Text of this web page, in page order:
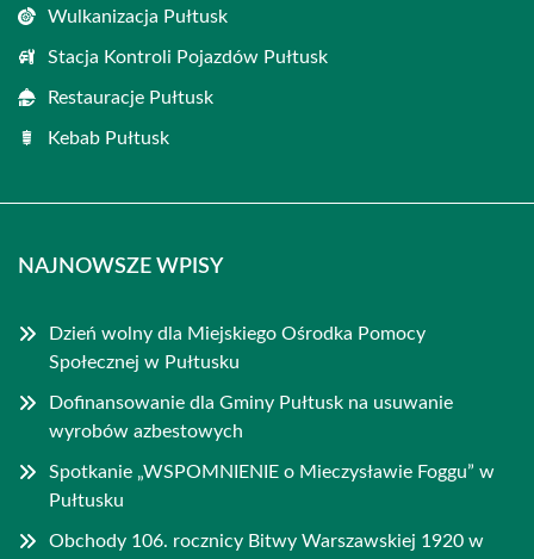
Wulkanizacja Pułtusk
Stacja Kontroli Pojazdów Pułtusk
Restauracje Pułtusk
Kebab Pułtusk
NAJNOWSZE WPISY
Dzień wolny dla Miejskiego Ośrodka Pomocy
Społecznej w Pułtusku
Dofinansowanie dla Gminy Pułtusk na usuwanie
wyrobów azbestowych
Spotkanie „WSPOMNIENIE o Mieczysławie Foggu” w
Pułtusku
Obchody 106. rocznicy Bitwy Warszawskiej 1920 w